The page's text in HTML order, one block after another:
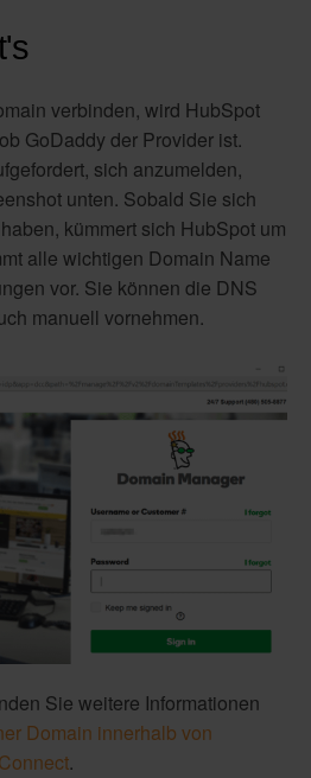
verbinden, wird HubSpot
GoDaddy der Provider ist.
sich anzumelden,
unten. Sobald Sie sich
kümmert sich HubSpot um
alle wichtigen Domain Name
vor. Sie können die DNS
manuell vornehmen.
Sie weitere Informationen
Domain innerhalb von
.